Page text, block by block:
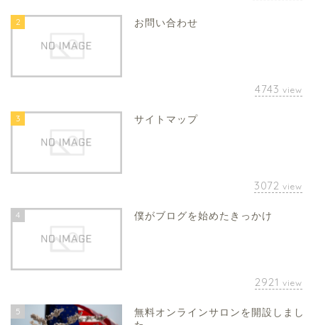
2 お問い合わせ
4743 view
3 サイトマップ
3072 view
4 僕がブログを始めたきっかけ
2921 view
5
無料オンラインサロンを開設しまし